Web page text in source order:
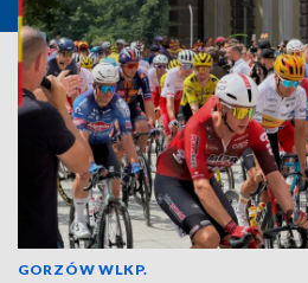
GORZÓW WLKP.